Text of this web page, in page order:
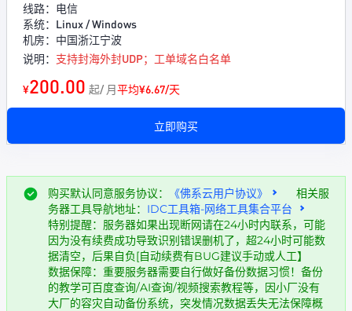
线路：电信
系统：Linux / Windows
机房：中国浙江宁波
说明： 支持封海外封UDP；工单域名白名单
¥200.00 起/ 月平均¥6.67/天
立即购买
购买默认同意服务协议： 《佛系云用户协议》
相关服
务器工具导航地址： IDC工具箱-网络工具集合平台
特别提醒：服务器如果出现断网请在24小时内联系，可能
因为没有续费成功导致识别错误删机了，超24小时可能数
据清空，后果自负[自动续费有BUG建议手动或人工】
数据保障：重要服务器需要自行做好备份数据习惯！备份
的教学可百度查询/AI查询/视频搜索教程等，因小厂没有
大厂的容灾自动备份系统，突发情况数据丢失无法保障概